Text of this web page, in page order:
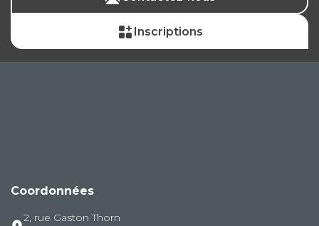
Inscriptions
Coordonnées
2, rue Gaston Thorn